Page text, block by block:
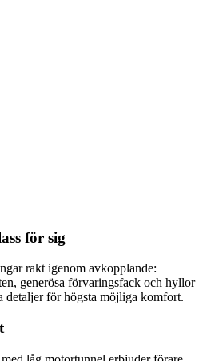
för sig
rakt igenom avkopplande:
generösa förvaringsfack och hyllor
detaljer för högsta möjliga komfort.